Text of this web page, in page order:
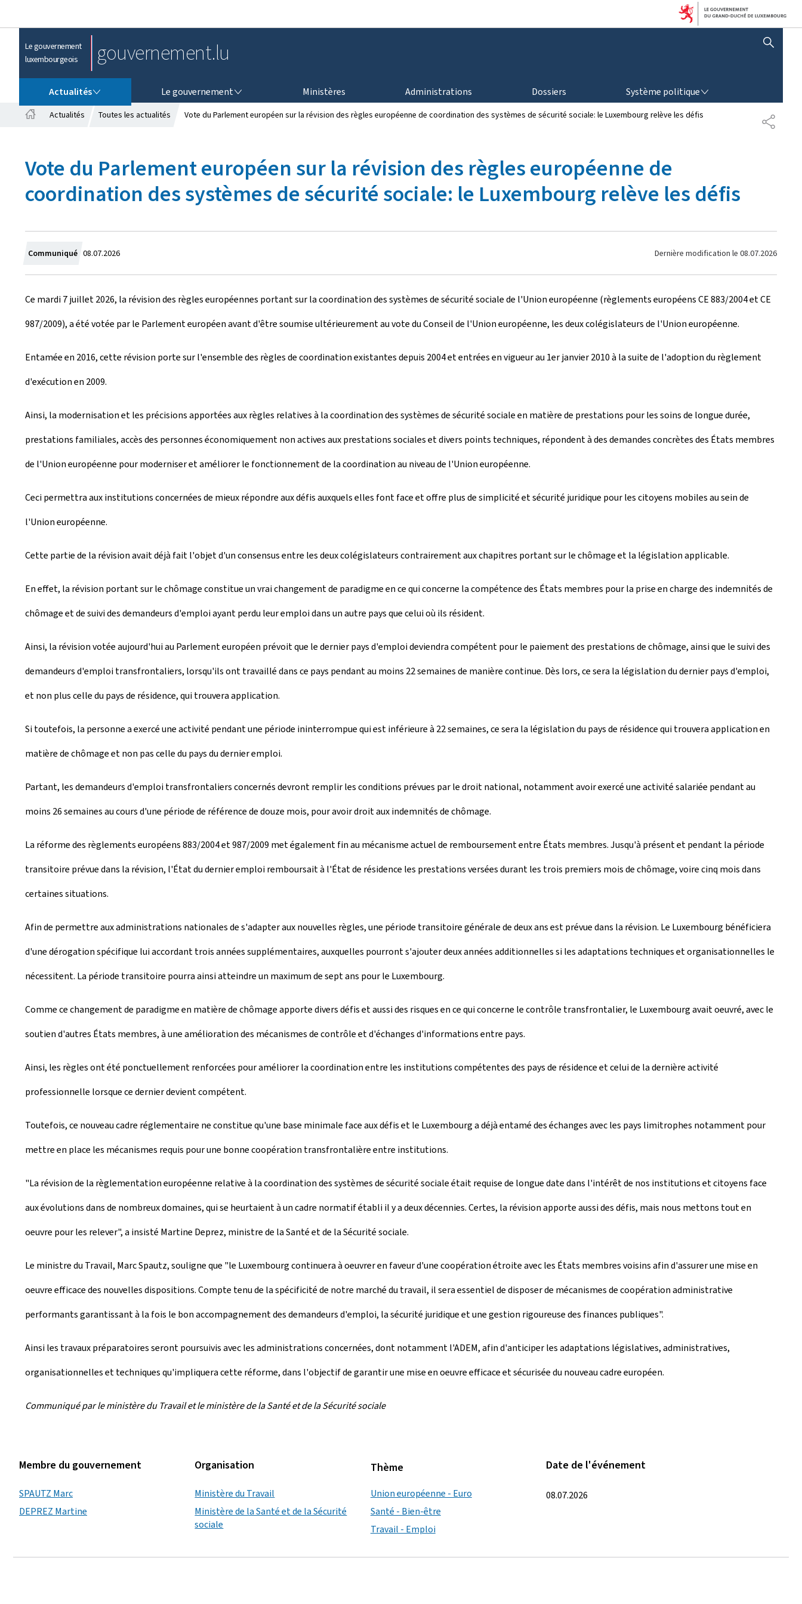
Le gouvernement
luxembourgeois
gouvernement.lu AFFICHER / MASQUER LA RECHERCHE
Actualités Le gouvernement Ministères Administrations Dossiers Système politique
P
A
u
e
l
Actualités Toutes les actualités Vote du Parlement européen sur la révision des règles européenne de coordination des systèmes de sécurité sociale: le Luxembourg relève les défis
Vote du Parlement européen sur la révision des règles européenne de
coordination des systèmes de sécurité sociale: le Luxembourg relève les défis
Communiqué C
r
é
e
08.07.2026 Dernière modification le 08.07.2026
Ce mardi 7 juillet 2026, la révision des règles européennes portant sur la coordination des systèmes de sécurité sociale de l'Union européenne (règlements européens CE 883/2004 et CE
987/2009), a été votée par le Parlement européen avant d'être soumise ultérieurement au vote du Conseil de l'Union européenne, les deux colégislateurs de l'Union européenne.
Entamée en 2016, cette révision porte sur l'ensemble des règles de coordination existantes depuis 2004 et entrées en vigueur au 1er janvier 2010 à la suite de l'adoption du règlement
d'exécution en 2009.
Ainsi, la modernisation et les précisions apportées aux règles relatives à la coordination des systèmes de sécurité sociale en matière de prestations pour les soins de longue durée,
prestations familiales, accès des personnes économiquement non actives aux prestations sociales et divers points techniques, répondent à des demandes concrètes des États membres
de l'Union européenne pour moderniser et améliorer le fonctionnement de la coordination au niveau de l'Union européenne.
Ceci permettra aux institutions concernées de mieux répondre aux défis auxquels elles font face et offre plus de simplicité et sécurité juridique pour les citoyens mobiles au sein de
l'Union européenne.
Cette partie de la révision avait déjà fait l'objet d'un consensus entre les deux colégislateurs contrairement aux chapitres portant sur le chômage et la législation applicable.
En effet, la révision portant sur le chômage constitue un vrai changement de paradigme en ce qui concerne la compétence des États membres pour la prise en charge des indemnités de
chômage et de suivi des demandeurs d'emploi ayant perdu leur emploi dans un autre pays que celui où ils résident.
Ainsi, la révision votée aujourd'hui au Parlement européen prévoit que le dernier pays d'emploi deviendra compétent pour le paiement des prestations de chômage, ainsi que le suivi des
demandeurs d'emploi transfrontaliers, lorsqu'ils ont travaillé dans ce pays pendant au moins 22 semaines de manière continue. Dès lors, ce sera la législation du dernier pays d'emploi,
et non plus celle du pays de résidence, qui trouvera application.
Si toutefois, la personne a exercé une activité pendant une période ininterrompue qui est inférieure à 22 semaines, ce sera la législation du pays de résidence qui trouvera application en
matière de chômage et non pas celle du pays du dernier emploi.
Partant, les demandeurs d'emploi transfrontaliers concernés devront remplir les conditions prévues par le droit national, notamment avoir exercé une activité salariée pendant au
moins 26 semaines au cours d'une période de référence de douze mois, pour avoir droit aux indemnités de chômage.
La réforme des règlements européens 883/2004 et 987/2009 met également fin au mécanisme actuel de remboursement entre États membres. Jusqu'à présent et pendant la période
transitoire prévue dans la révision, l'État du dernier emploi remboursait à l'État de résidence les prestations versées durant les trois premiers mois de chômage, voire cinq mois dans
certaines situations.
Afin de permettre aux administrations nationales de s'adapter aux nouvelles règles, une période transitoire générale de deux ans est prévue dans la révision. Le Luxembourg bénéficiera
d'une dérogation spécifique lui accordant trois années supplémentaires, auxquelles pourront s'ajouter deux années additionnelles si les adaptations techniques et organisationnelles le
nécessitent. La période transitoire pourra ainsi atteindre un maximum de sept ans pour le Luxembourg.
Comme ce changement de paradigme en matière de chômage apporte divers défis et aussi des risques en ce qui concerne le contrôle transfrontalier, le Luxembourg avait oeuvré, avec le
soutien d'autres États membres, à une amélioration des mécanismes de contrôle et d'échanges d'informations entre pays.
Ainsi, les règles ont été ponctuellement renforcées pour améliorer la coordination entre les institutions compétentes des pays de résidence et celui de la dernière activité
professionnelle lorsque ce dernier devient compétent.
Toutefois, ce nouveau cadre réglementaire ne constitue qu'une base minimale face aux défis et le Luxembourg a déjà entamé des échanges avec les pays limitrophes notamment pour
mettre en place les mécanismes requis pour une bonne coopération transfrontalière entre institutions.
"La révision de la règlementation européenne relative à la coordination des systèmes de sécurité sociale était requise de longue date dans l'intérêt de nos institutions et citoyens face
aux évolutions dans de nombreux domaines, qui se heurtaient à un cadre normatif établi il y a deux décennies. Certes, la révision apporte aussi des défis, mais nous mettons tout en
oeuvre pour les relever", a insisté Martine Deprez, ministre de la Santé et de la Sécurité sociale.
Le ministre du Travail, Marc Spautz, souligne que "le Luxembourg continuera à oeuvrer en faveur d'une coopération étroite avec les États membres voisins afin d'assurer une mise en
oeuvre efficace des nouvelles dispositions. Compte tenu de la spécificité de notre marché du travail, il sera essentiel de disposer de mécanismes de coopération administrative
performants garantissant à la fois le bon accompagnement des demandeurs d'emploi, la sécurité juridique et une gestion rigoureuse des finances publiques".
Ainsi les travaux préparatoires seront poursuivis avec les administrations concernées, dont notamment l'ADEM, afin d'anticiper les adaptations législatives, administratives,
organisationnelles et techniques qu'impliquera cette réforme, dans l'objectif de garantir une mise en oeuvre efficace et sécurisée du nouveau cadre européen.
Communiqué par le ministère du Travail et le ministère de la Santé et de la Sécurité sociale
Membre du gouvernement
SPAUTZ Marc
DEPREZ Martine
Organisation
Ministère du Travail
Ministère de la Santé et de la Sécurité
sociale
Thème
Union européenne - Euro
Santé - Bien-être
Travail - Emploi
Date de l'événement
08.07.2026